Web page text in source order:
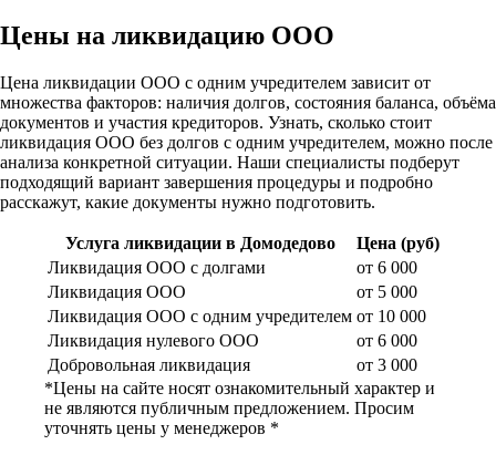
Цены на ликвидацию ООО
Цена ликвидации ООО с одним учредителем зависит от
множества факторов: наличия долгов, состояния баланса, объёма
документов и участия кредиторов. Узнать, сколько стоит
ликвидация ООО без долгов с одним учредителем, можно после
анализа конкретной ситуации. Наши специалисты подберут
подходящий вариант завершения процедуры и подробно
расскажут, какие документы нужно подготовить.
Услуга ликвидации в Домодедово
Цена (руб)
Ликвидация ООО с долгами
от 6 000
Ликвидация ООО
от 5 000
Ликвидация ООО с одним учредителем от 10 000
Ликвидация нулевого ООО
от 6 000
Добровольная ликвидация
от 3 000
*Цены на сайте носят ознакомительный характер и
не являются публичным предложением. Просим
уточнять цены у менеджеров *